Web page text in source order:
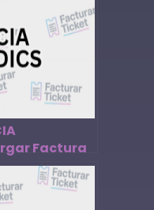
Factura